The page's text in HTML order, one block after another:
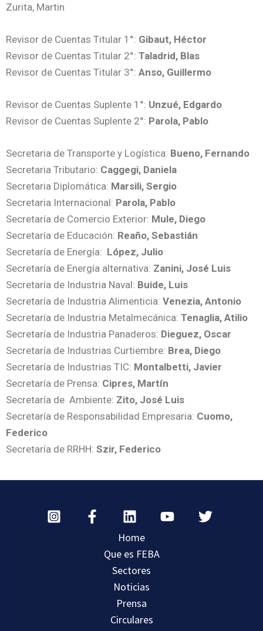
Zurita, Martin
Revisor de Cuentas Titular 1°: Gibaut, Héctor
Revisor de Cuentas Titular 2°: Taladrid, Blas
Revisor de Cuentas Titular 3°: Anso, Guillermo
Revisor de Cuentas Suplente 1°: Unzué, Edgardo
Revisor de Cuentas Suplente 2°: Parola, Pablo
Secretaria de Transporte y Logística: Bueno, Fernando
Secretaria Tributario: Caggegi, Daniela
Secretaria Diplomática: Marsili, Sergio
Secretaria Internacional: Parola, Pablo
Secretaría de Comercio Exterior: Mule, Diego
Secretaría de Educación: Reaño, Sebastián
Secretaría de Energía: López, Julio
Secretaría de Energía alternativa: Zanini, José Luis
Secretaría de Industria Naval: Buide, Luis
Secretaría de Industria Alimenticia: Venezia, Antonio
Secretaría de Industria Metalmecánica: Tenaglia, Atilio
Secretaría de Industria Panaderos: Dieguez, Oscar
Secretaría de Industrias Curtiembre: Brea, Diego
Secretaría de Industrias TIC: Montalbetti, Javier
Secretaría de Prensa: Cipres, Martín
Secretaría de Ambiente: Zito, José Luis
Secretaría de Responsabilidad Empresaria: Cuomo,
Federico
Secretaría de RRHH: Szir, Federico
Home
Que es FEBA
Sectores
Noticias
Prensa
Circulares